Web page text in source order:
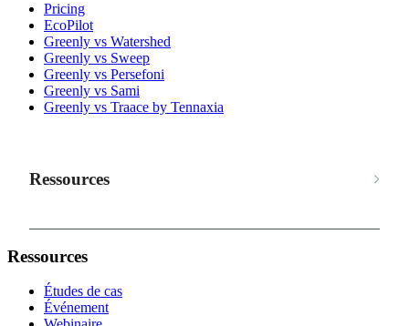
Pricing
EcoPilot
Greenly vs Watershed
Greenly vs Sweep
Greenly vs Persefoni
Greenly vs Sami
Greenly vs Traace by Tennaxia
Ressources
Ressources
Études de cas
Événement